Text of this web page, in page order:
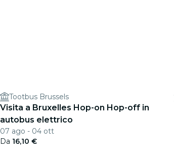
Tootbus Brussels
Visita a Bruxelles Hop-on Hop-off in
autobus elettrico
07 ago - 04 ott
Da 16,10 €